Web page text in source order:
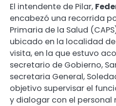
El intendente de Pilar,
encabezó una recorrida
Primaria de la Salud
ubicado en la localidad de
visita, en la que estuvo
secretario de Gobierno,
secretaria General,
objetivo supervisar el
y dialogar con el personal